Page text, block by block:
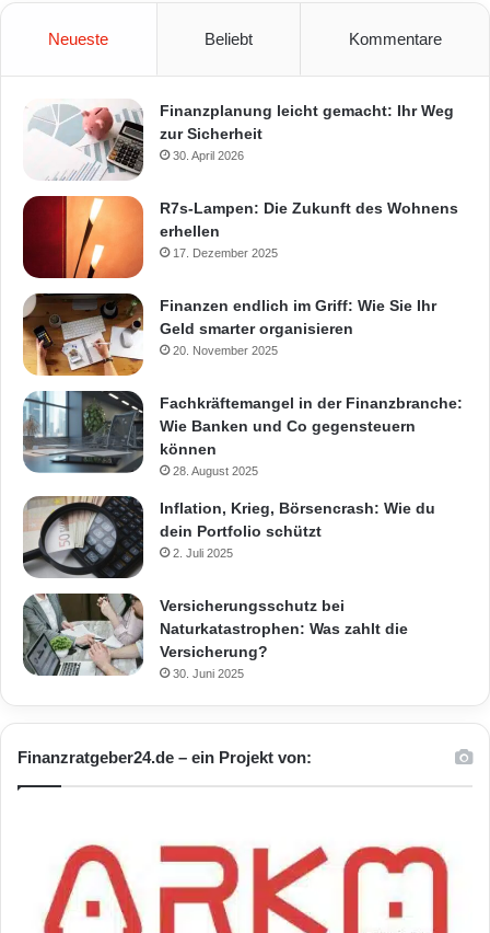
Neueste Beliebt Kommentare
Finanzplanung leicht gemacht: Ihr Weg
zur Sicherheit
30. April 2026
R7s-Lampen: Die Zukunft des Wohnens
erhellen
17. Dezember 2025
Finanzen endlich im Griff: Wie Sie Ihr
Geld smarter organisieren
20. November 2025
Fachkräftemangel in der Finanzbranche:
Wie Banken und Co gegensteuern
können
28. August 2025
Inflation, Krieg, Börsencrash: Wie du
dein Portfolio schützt
2. Juli 2025
Versicherungsschutz bei
Naturkatastrophen: Was zahlt die
Versicherung?
30. Juni 2025
Finanzratgeber24.de – ein Projekt von: